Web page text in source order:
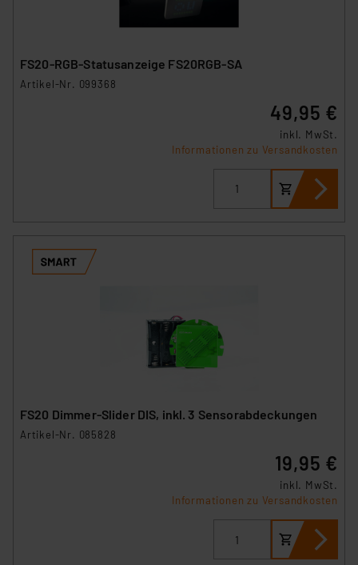
FS20-RGB-Statusanzeige FS20RGB-SA
Artikel-Nr. 099368
49,95 €
inkl. MwSt.
Informationen zu Versandkosten
FS20 Dimmer-Slider DIS, inkl. 3 Sensorabdeckungen
Artikel-Nr. 085828
19,95 €
inkl. MwSt.
Informationen zu Versandkosten